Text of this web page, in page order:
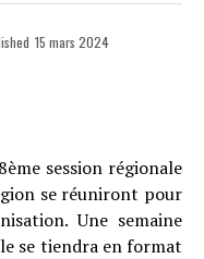
15 mars 2024
session régionale
se réuniront pour
Une semaine
se tiendra en format